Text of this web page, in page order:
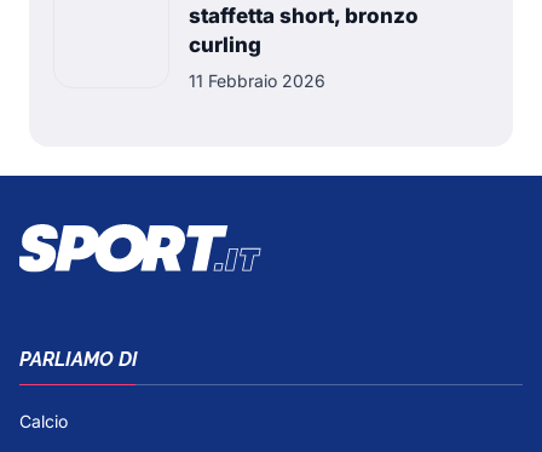
staffetta short, bronzo
curling
11 Febbraio 2026
PARLIAMO DI
Calcio